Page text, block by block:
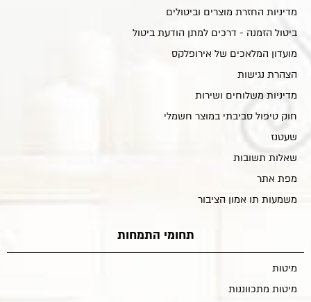
מדיניות החזרת מוצרים וביטולים
ביטול הזמנה - דרכים למתן הודעת ביטול
מועדון המלאכים של אירופלקס
הצהרת נגישות
מדיניות משלוחים ושירות
חוק טיפול סביבתי במוצר חשמלי
שעטנז
שאלות תשובות
מפת אתר
משמעות תו אמון הציבור
תחומי התמחות
מיטות
מיטות מתכווננות